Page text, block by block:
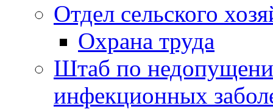
Отдел сельского
Охрана труда
Штаб по
инфекционных